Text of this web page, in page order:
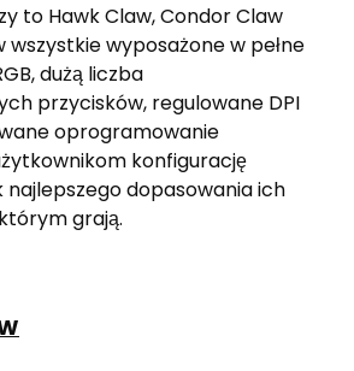
to Hawk Claw, Condor Claw
wszystkie wyposażone w pełne
dużą liczba
przycisków, regulowane DPI
oprogramowanie
konfigurację
najlepszego dopasowania ich
grają.